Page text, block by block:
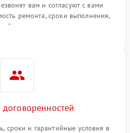
вам и согласуют с вами
ремонта, сроки выполнения,
условия
сроки и гарантийные условия в